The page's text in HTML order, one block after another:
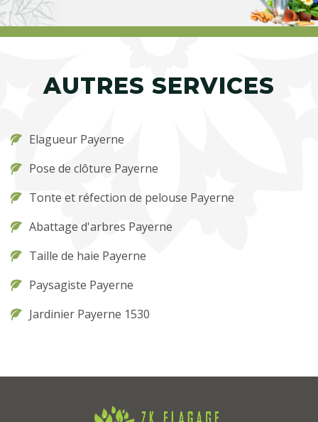
AUTRES SERVICES
Elagueur Payerne
Pose de clôture Payerne
Tonte et réfection de pelouse Payerne
Abattage d'arbres Payerne
Taille de haie Payerne
Paysagiste Payerne
Jardinier Payerne 1530